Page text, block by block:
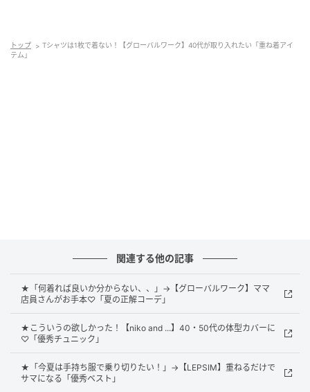
チェ。繊細な編み柄が大人っぽく、Vネックですっきり
トップ
Tシャツは1枚で着ない！【グローバルワーク】40代が取り入れたい「重ね着アイ
テム」
関連する他の記事
★「何着れば良いか分からない、、」→【グローバルワーク】ママ
店員さんがお手本♡「夏の正解コーデ」
★こういうの欲しかった！【niko and ...】40・50代の体型カバーに
♡「優秀チュニック」
★「今夏は手持ち服で乗り切りたい！」→【LEPSIM】重ねるだけで
サマになる「優秀ベスト」